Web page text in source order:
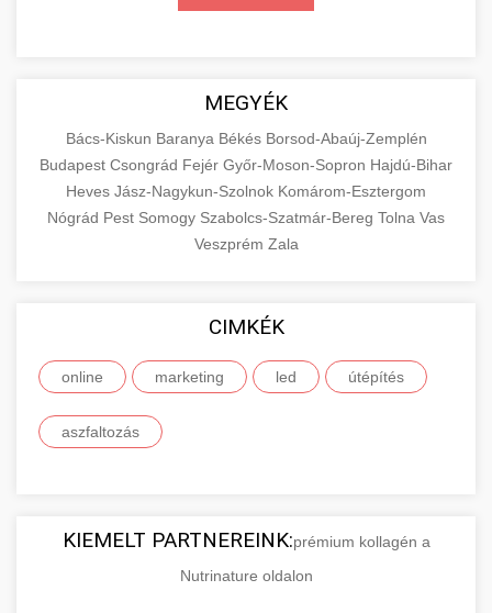
MEGYÉK
Bács-Kiskun Baranya Békés Borsod-Abaúj-Zemplén
Budapest Csongrád Fejér Győr-Moson-Sopron Hajdú-Bihar
Heves Jász-Nagykun-Szolnok Komárom-Esztergom
Nógrád Pest Somogy Szabolcs-Szatmár-Bereg Tolna Vas
Veszprém Zala
CIMKÉK
online marketing led útépítés
aszfaltozás
KIEMELT PARTNEREINK:prémium kollagén a
Nutrinature oldalon